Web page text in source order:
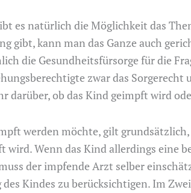
es natürlich die Möglichkeit das
gibt, kann man das Ganze auch
die Gesundheitsfürsorge für die
zwar das
darüber, ob das Kind geimpft wird
werden möchte, gilt
wird. Wenn das Kind allerdings eine
der impfende Arzt selber
Kindes zu berücksichtigen. Im